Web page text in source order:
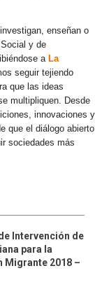
enseñan o
y de
a La
seguir tejiendo
que las ideas
multipliquen. Desde
innovaciones y
que el diálogo abierto
sociedades más
Intervención de
para la
Migrante 2018 –